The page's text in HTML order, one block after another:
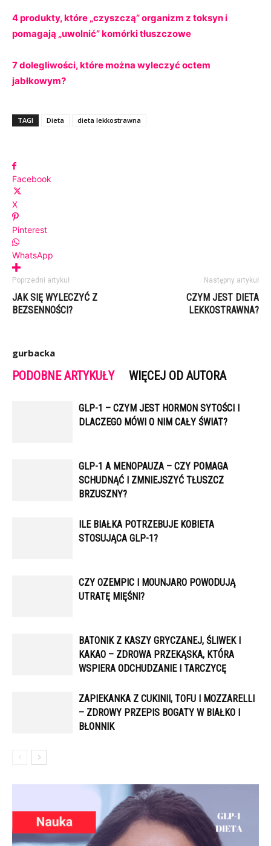
4 produkty, które „czyszczą” organizm z toksyn i
pomagają „uwolnić” komórki tłuszczowe
7 dolegliwości, które można wyleczyć octem
jabłkowym?
TAGI Dieta dieta lekkostrawna
Facebook
X
Pinterest
WhatsApp
Poprzedni artykuł
JAK SIĘ WYLECZYĆ Z
BEZSENNOŚCI?
Następny artykuł
CZYM JEST DIETA
LEKKOSTRAWNA?
gurbacka
PODOBNE ARTYKUŁY WIĘCEJ OD AUTORA
GLP-1 – CZYM JEST HORMON SYTOŚCI I
DLACZEGO MÓWI O NIM CAŁY ŚWIAT?
GLP-1 A MENOPAUZA – CZY POMAGA
SCHUDNĄĆ I ZMNIEJSZYĆ TŁUSZCZ
BRZUSZNY?
ILE BIAŁKA POTRZEBUJE KOBIETA
STOSUJĄCA GLP-1?
CZY OZEMPIC I MOUNJARO POWODUJĄ
UTRATĘ MIĘŚNI?
BATONIK Z KASZY GRYCZANEJ, ŚLIWEK I
KAKAO – ZDROWA PRZEKĄSKA, KTÓRA
WSPIERA ODCHUDZANIE I TARCZYCĘ
ZAPIEKANKA Z CUKINII, TOFU I MOZZARELLI
– ZDROWY PRZEPIS BOGATY W BIAŁKO I
BŁONNIK